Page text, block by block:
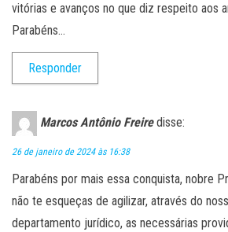
vitórias e avanços no que diz respeito aos
Parabéns…
Responder
Marcos Antônio Freire disse:
26 de janeiro de 2024 às 16:38
Parabéns por mais essa conquista, nobre
não te esqueças de agilizar, através do
departamento jurídico, as necessárias